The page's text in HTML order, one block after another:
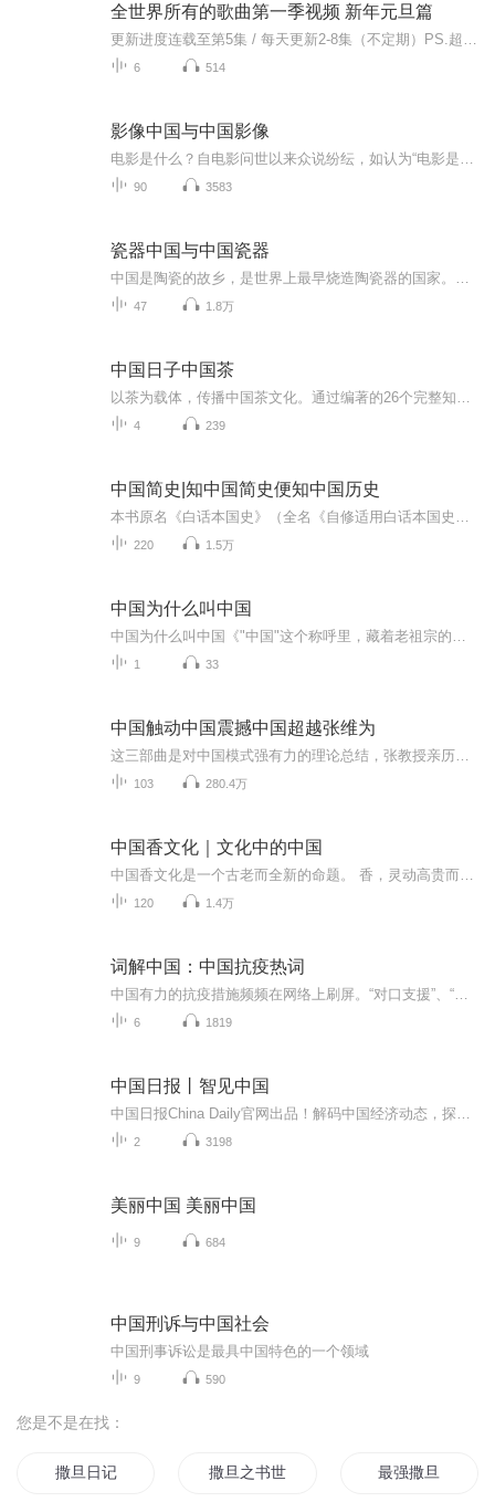
全世界所有的歌曲第一季视频 新年元旦篇
6 514
影像中国与中国影像
90 3583
瓷器中国与中国瓷器
47 1.8万
中国日子中国茶
4 239
中国简史|知中国简史便知中国历史
220 1.5万
中国为什么叫中国
1 33
中国触动中国震撼中国超越张维为
103 280.4万
中国香文化｜文化中的中国
120 1.4万
词解中国：中国抗疫热词
6 1819
中国日报丨智见中国
2 3198
美丽中国 美丽中国
9 684
中国刑诉与中国社会
中国刑事诉讼是最具中国特色的一个领域
9 590
您是不是在找：
撒旦日记 撒旦之书世界末日 最强撒旦